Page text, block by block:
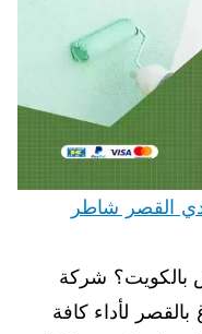
صباغ هندي القصر شاطر
شركة
لأداء كافة